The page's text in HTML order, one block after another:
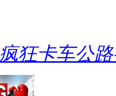
疯狂卡车公